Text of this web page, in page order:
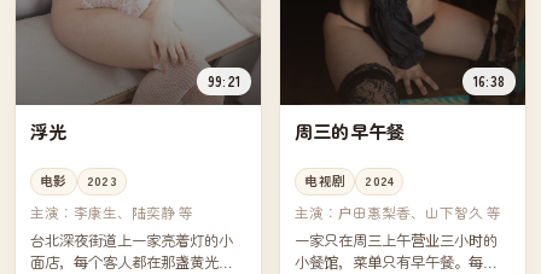
99:21
浮光
电影 2023
主演： 李康生、陆奕静 等
台北深夜街道上一家亮着灯的小
面店，每个客人都在那盏黄光下
16:38
周三的早午餐
电视剧 2024
主演： 户田惠梨香、山下智久 等
一家只在周三上午营业三小时的
小餐馆，菜单只有早午餐。每集